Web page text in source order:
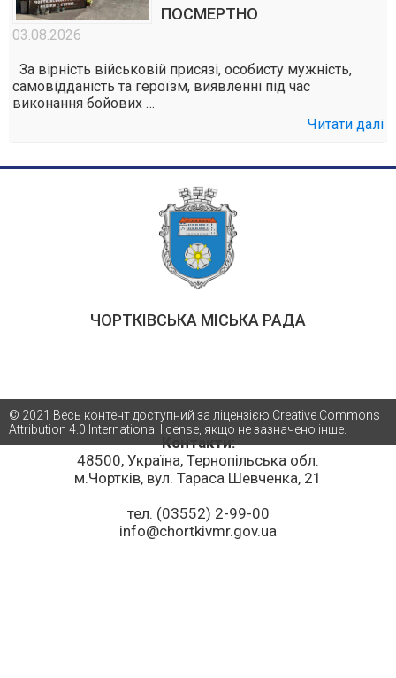
ПОСМЕРТНО
03.08.2026
За вірність військовій присязі, особисту мужність,
самовідданість та героїзм, виявленні під час
виконання бойових …
Читати далі
ЧОРТКІВСЬКА МІСЬКА РАДА
Контакти:
48500, Україна, Тернопільська обл.
м.Чортків, вул. Тараса Шевченка, 21
тел. (03552) 2-99-00
info@chortkivmr.gov.ua
© 2021 Весь контент доступний за ліцензією Creative Commons
Attribution 4.0 International license, якщо не зазначено інше.